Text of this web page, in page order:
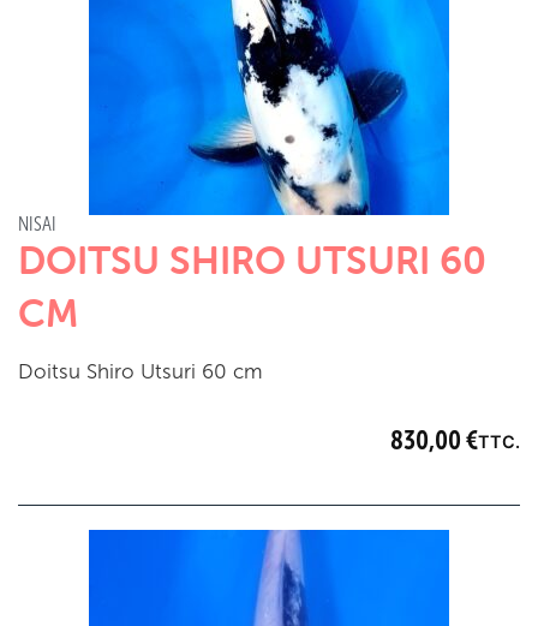
NISAI
DOITSU SHIRO UTSURI 60
CM
830,00 €TTC.
Doitsu Shiro Utsuri 60 cm